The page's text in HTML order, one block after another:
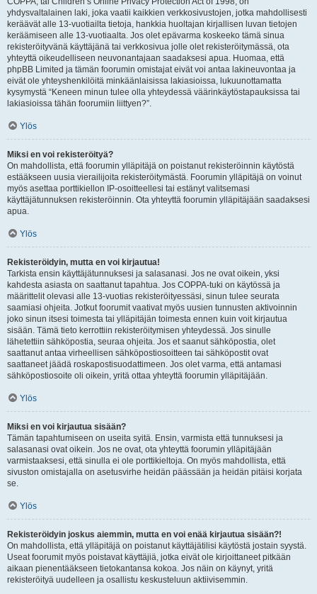
yhdysvaltalainen laki, joka vaatii kaikkien verkkosivustojen, jotka mahdollisesti
keräävät alle 13-vuotiailta tietoja, hankkia huoltajan kirjallisen luvan tietojen
keräämiseen alle 13-vuotiaalta. Jos olet epävarma koskeeko tämä sinua
rekisteröityvänä käyttäjänä tai verkkosivua jolle olet rekisteröitymässä, ota
yhteyttä oikeudelliseen neuvonantajaan saadaksesi apua. Huomaa, että
phpBB Limited ja tämän foorumin omistajat eivät voi antaa lakineuvontaa ja
eivät ole yhteyshenkilöitä minkäänlaisissa lakiasioissa, lukuunottamatta
kysymystä “Keneen minun tulee olla yhteydessä väärinkäytöstapauksissa tai
lakiasioissa tähän foorumiin liittyen?”.
Ylös
Miksi en voi rekisteröityä?
On mahdollista, että foorumin ylläpitäjä on poistanut rekisteröinnin käytöstä
estääkseen uusia vierailijoita rekisteröitymästä. Foorumin ylläpitäjä on voinut
myös asettaa porttikiellon IP-osoitteellesi tai estänyt valitsemasi
käyttäjätunnuksen rekisteröinnin. Ota yhteyttä foorumin ylläpitäjään saadaksesi
apua.
Ylös
Rekisteröidyin, mutta en voi kirjautua!
Tarkista ensin käyttäjätunnuksesi ja salasanasi. Jos ne ovat oikein, yksi
kahdesta asiasta on saattanut tapahtua. Jos COPPA-tuki on käytössä ja
määrittelit olevasi alle 13-vuotias rekisteröityessäsi, sinun tulee seurata
saamiasi ohjeita. Jotkut foorumit vaativat myös uusien tunnusten aktivoinnin
joko sinun itsesi toimesta tai ylläpitäjän toimesta ennen kuin voit kirjautua
sisään. Tämä tieto kerrottiin rekisteröitymisen yhteydessä. Jos sinulle
lähetettiin sähköpostia, seuraa ohjeita. Jos et saanut sähköpostia, olet
saattanut antaa virheellisen sähköpostiosoitteen tai sähköpostit ovat
saattaneet jäädä roskapostisuodattimeen. Jos olet varma, että antamasi
sähköpostiosoite oli oikein, yritä ottaa yhteyttä foorumin ylläpitäjään.
Ylös
Miksi en voi kirjautua sisään?
Tämän tapahtumiseen on useita syitä. Ensin, varmista että tunnuksesi ja
salasanasi ovat oikein. Jos ne ovat, ota yhteyttä foorumin ylläpitäjään
varmistaaksesi, että sinulla ei ole porttikieltoja. On myös mahdollista, että
sivuston omistajalla on asetusvirhe heidän päässään ja heidän pitäisi korjata
se.
Ylös
Rekisteröidyin joskus aiemmin, mutta en voi enää kirjautua sisään?!
On mahdollista, että ylläpitäjä on poistanut käyttäjätilisi käytöstä jostain syystä.
Useat foorumit myös poistavat käyttäjiä, jotka eivät ole kirjoittaneet pitkään
aikaan pienentääkseen tietokantansa kokoa. Jos näin on käynyt, yritä
rekisteröityä uudelleen ja osallistu keskusteluun aktiivisemmin.